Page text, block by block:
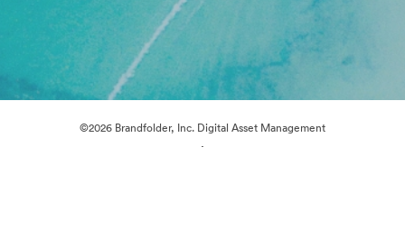
©2026 Brandfolder, Inc. Digital Asset Management
·